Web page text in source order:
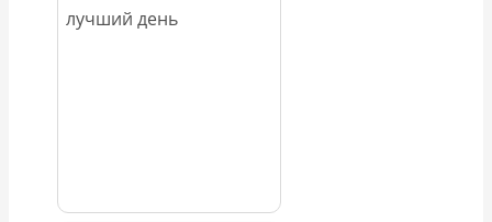
лучший день